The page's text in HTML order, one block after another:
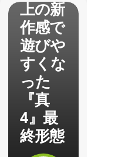
上の新
作感で
遊びや
すくな
った
『真
4』最
終形態